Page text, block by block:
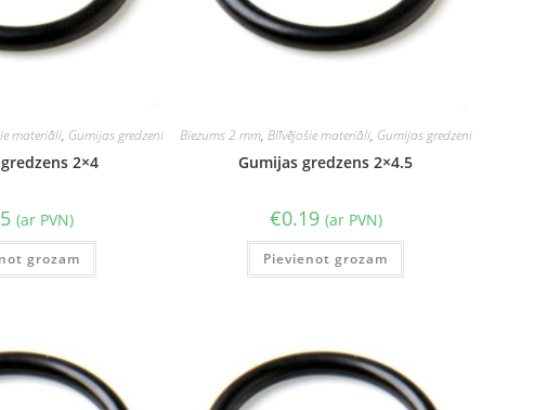
materiāli, Gumijas gredzeni
2×4
(ar PVN)
grozam
Biezums 2 mm, Blīvējošie materiāli, Gumijas gredzeni
Gumijas gredzens 2×4.5
€0.19 (ar PVN)
Pievienot grozam